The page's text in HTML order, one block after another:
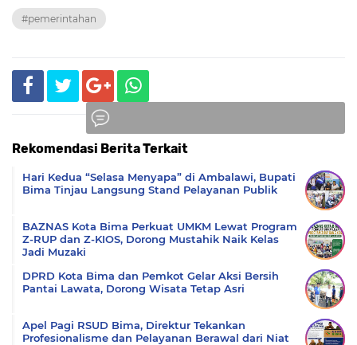
#pemerintahan
Rekomendasi Berita Terkait
Hari Kedua “Selasa Menyapa” di Ambalawi, Bupati
Bima Tinjau Langsung Stand Pelayanan Publik
BAZNAS Kota Bima Perkuat UMKM Lewat Program
Z-RUP dan Z-KIOS, Dorong Mustahik Naik Kelas
Jadi Muzaki
DPRD Kota Bima dan Pemkot Gelar Aksi Bersih
Pantai Lawata, Dorong Wisata Tetap Asri
Apel Pagi RSUD Bima, Direktur Tekankan
Profesionalisme dan Pelayanan Berawal dari Niat